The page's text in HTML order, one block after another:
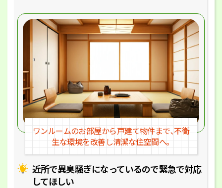
近所で異臭騒ぎになっているので緊急で対応
してほしい
ワンルームのお部屋から戸建て物件まで､不衛
生な環境を改善し清潔な住空間へ｡